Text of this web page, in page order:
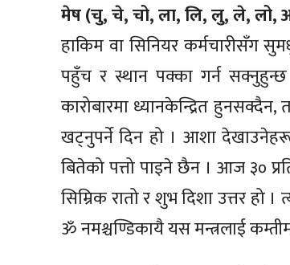
मेष (चु, चे, चो, ला, लि, लु, ले, लो,
हाकिम वा सिनियर कर्मचारीसँग
पहुँच र स्थान पक्का गर्न सक्नुहुन्छ
कारोबारमा ध्यानकेन्द्रित
खट्नुपर्ने दिन हो । आशा
बितेको पत्तो पाइने छैन । आज ३०
सिम्रिक रातो र शुभ दिशा उत्तर
ॐ नमश्चण्डिकायै यस मन्त्रलाई